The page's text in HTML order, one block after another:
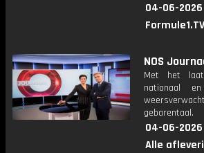
04-06-2026
Formule1.TV
NOS
Met het
nationaal
gebarentaal.
04-06-
Alle